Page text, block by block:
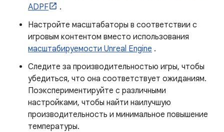
ADPF
.
Настройте масштабаторы в соответствии с
игровым контентом вместо использования
масштабируемости Unreal Engine .
Следите за производительностью игры, чтобы
убедиться, что она соответствует ожиданиям.
Поэкспериментируйте с различными
настройками, чтобы найти наилучшую
производительность и минимальное повышение
температуры.